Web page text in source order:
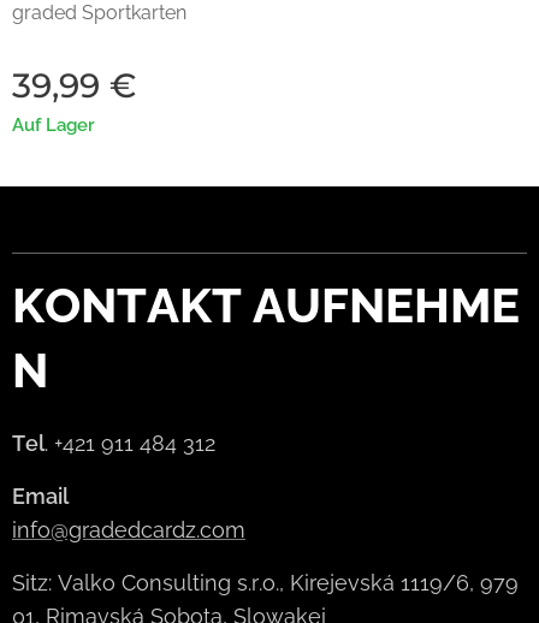
graded Sportkarten
39,99 €
Auf Lager
KONTAKTAUFNEHME
N
Tel. +421 911 484 312
Email
info@gradedcardz.com
Sitz: Valko Consulting s.r.o., Kirejevská 1119/6, 979
01, Rimavská Sobota, Slowakei